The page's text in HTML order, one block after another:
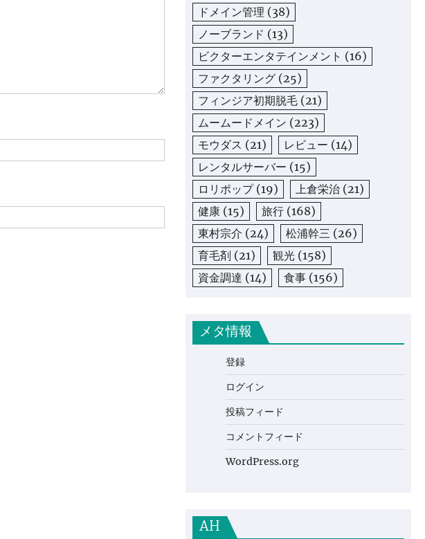
ドメイン管理 (38)
ノーブランド (13)
ビクターエンタテインメント (16)
ファクタリング (25)
フィンジア初期脱毛 (21)
ムームードメイン (223)
モウダス (21) レビュー (14)
レンタルサーバー (15)
ロリポップ(19) 上倉栄治 (21)
健康 (15) 旅行 (168)
東村宗介 (24) 松浦幹三 (26)
育毛剤 (21) 観光 (158)
資金調達 (14) 食事 (156)
メタ情報
登録
ログイン
投稿フィード
コメントフィード
WordPress.org
AH